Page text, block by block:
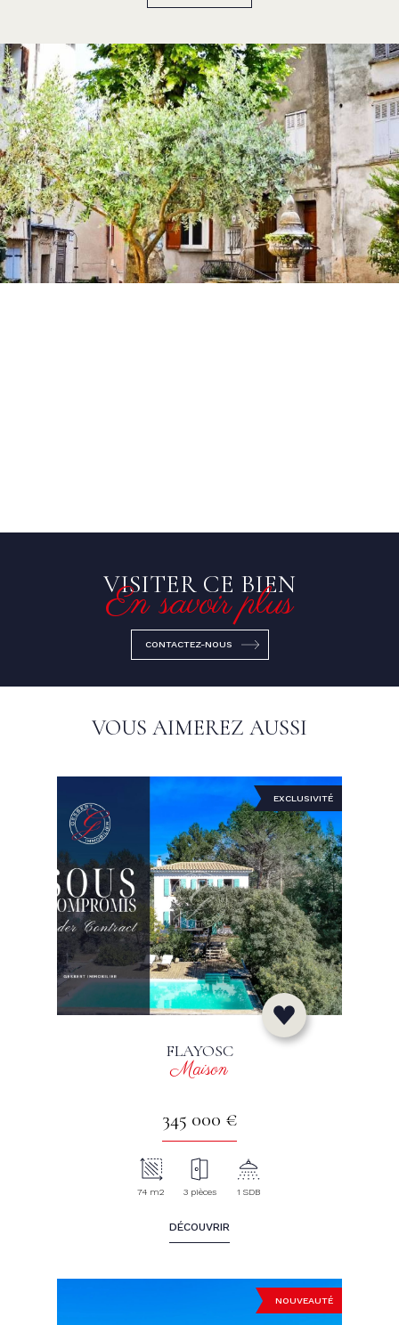
VISITER CE BIEN
En savoir plus
CONTACTEZ-NOUS
VOUS AIMEREZ AUSSI
EXCLUSIVITÉ
FLAYOSC
Maison
345 000 €
74 m2 3 pièces 1 SDB
DÉCOUVRIR
NOUVEAUTÉ